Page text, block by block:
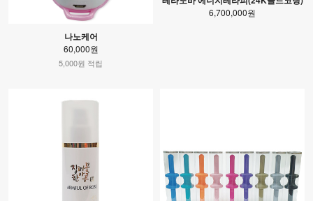
나노케어
60,000원
5,000원 적립
6,700,000원